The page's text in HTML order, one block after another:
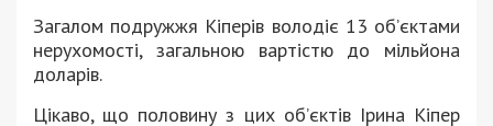
Загалом подружжя Кіперів володіє 13 об’єктами
нерухомості, загальною вартістю до мільйона
доларів.
Цікаво, що половину з цих об’єктів Ірина Кіпер